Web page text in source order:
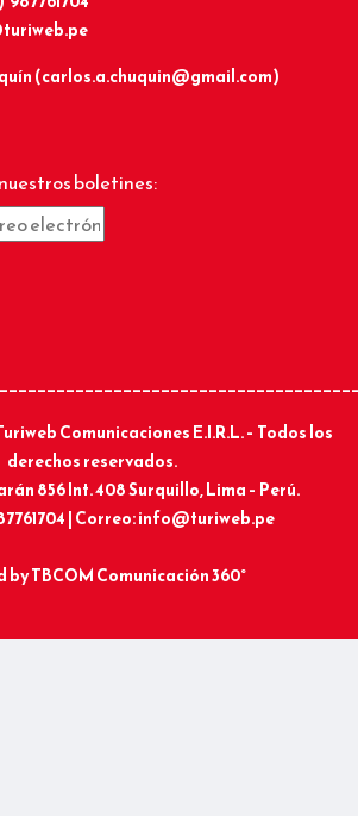
(carlos.a.chuquin@gmail.com)
boletines:
Comunicaciones E.I.R.L. – Todos los
derechos reservados.
856 Int. 408 Surquillo, Lima – Perú.
| Correo: info@turiweb.pe
byTBCOM Comunicación 360°